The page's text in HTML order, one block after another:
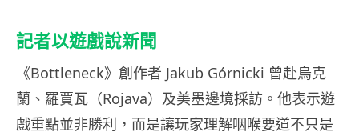
記者以遊戲說新聞
《Bottleneck》創作者 Jakub Górnicki 曾赴烏克
蘭、羅賈瓦（Rojava）及美墨邊境採訪。他表示遊
戲重點並非勝利，而是讓玩家理解咽喉要道不只是